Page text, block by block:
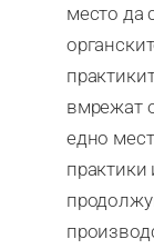
место да
вмрежат
едно